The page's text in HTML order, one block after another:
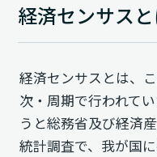
経済センサスと
経済センサスとは、
次・周期で行われて
うと総務省及び経済
統計調査で、我が国